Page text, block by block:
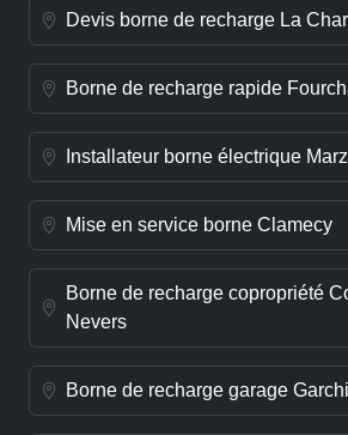
Devis borne de recharge La
Borne de recharge rapide
Installateur borne électrique
Mise en service borne Clamecy
Borne de recharge copropriété
Nevers
Borne de recharge garage